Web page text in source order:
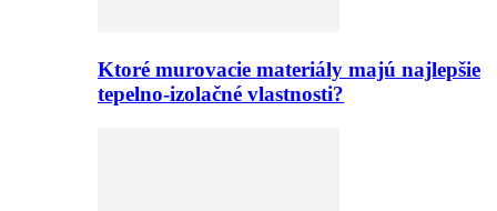
Ktoré murovacie materiály majú najlepšie
tepelno-izolačné vlastnosti?